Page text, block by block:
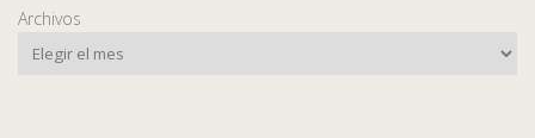
Archivos